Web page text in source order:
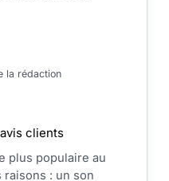
la rédaction
clients
plus populaire au
: un son